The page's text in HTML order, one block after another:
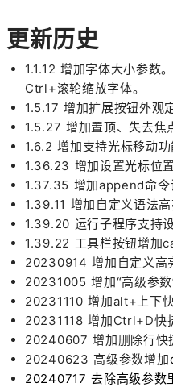
更新历史
1.1.12 增加字体大小参数
Ctrl+滚轮缩放字体。
1.5.17 增加扩展按钮外观
1.5.27 增加置顶、失去焦
1.6.2 增加支持光标移动功
1.36.23 增加设置光标位置
1.37.35 增加append命令
1.39.11 增加自定义语法高
1.39.20 运行子程序支持
1.39.22 工具栏按钮增加
20230914 增加自定义高
20231005 增加“高级参数
20231110 增加alt+上下快
20231118 增加Ctrl+D快
20240607 增加删除行快
20240623 高级参数增加
20240717 去除高级参